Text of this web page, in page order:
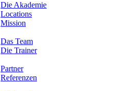
Die Akademie
Locations
Mission
Das Team
Die Trainer
Partner
Referenzen